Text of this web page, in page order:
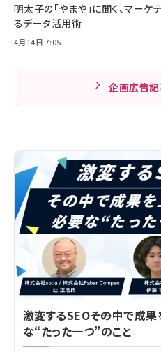
明太子の「やまや」に聞く、マー
るデータ活用術
4月14日 7:05
企画広告記
激変するSEO――その中で成
な“たった一つ”のこと